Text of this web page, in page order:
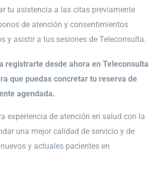
tu asistencia a las citas previamente
de atención y consentimientos
y asistir a tus sesiones de Teleconsulta.
registrarte desde ahora en Teleconsulta
que puedas concretar tu reserva de
agendada.
experiencia de atención en salud con la
una mejor calidad de servicio y de
y actuales pacientes en